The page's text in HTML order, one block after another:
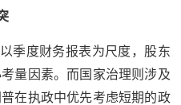
季度财务报表为尺度，股东
量因素。而国家治理则涉及
在执政中优先考虑短期的政